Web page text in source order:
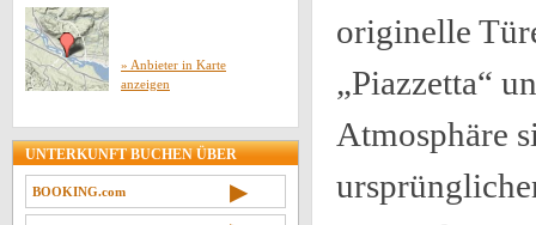
» Anbieter in Karte
anzeigen
UNTERKUNFT BUCHEN ÜBER
BOOKING.com ▶
originelle
„Piazzetta“
Atmosphäre